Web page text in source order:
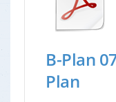
B-Plan
Plan